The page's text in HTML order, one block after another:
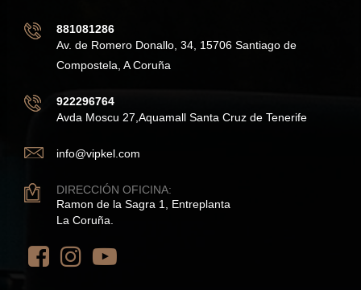
881081286
Av. de Romero Donallo, 34, 15706 Santiago de
Compostela, A Coruña
922296764
Avda Moscu 27,Aquamall Santa Cruz de Tenerife
info@vipkel.com
DIRECCIÓN OFICINA:
Ramon de la Sagra 1, Entreplanta
La Coruña.